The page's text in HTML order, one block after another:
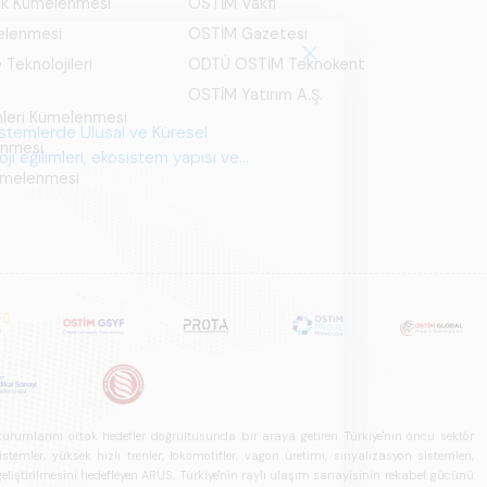
Ulusal ve Küresel
ekosistem yapısı ve
Teknolojileri
Kümelenmesi
OSTİM Gazetesi
ODTÜ OSTİM Teknokent
OSTİM Yatırım A.Ş.
ortak hedefler doğrultusunda bir araya getiren Türkiye'nin öncü sektör
yüksek hızlı trenler, lokomotifler, vagon üretimi, sinyalizasyon sistemleri,
hedefleyen ARUS, Türkiye'nin raylı ulaşım sanayisinin rekabet gücünü